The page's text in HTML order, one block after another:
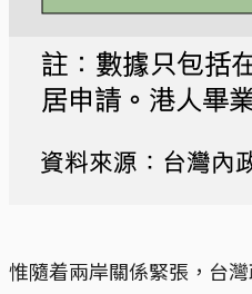
惟隨着兩岸關係緊張，台